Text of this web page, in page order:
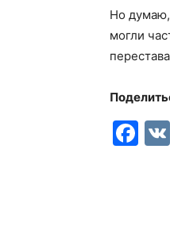
Но
могли